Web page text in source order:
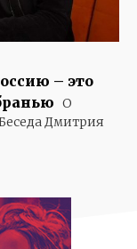
– это
О
Дмитрия